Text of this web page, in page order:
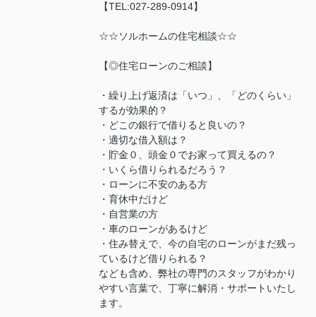
【TEL:027-289-0914】
☆☆ソルホームの住宅相談☆☆
【◎住宅ローンのご相談】
・繰り上げ返済は「いつ」、「どのくらい」
するが効果的？
・どこの銀行で借りると良いの？
・適切な借入額は？
・貯金０、頭金０でお家って買えるの？
・いくら借りられるだろう？
・ローンに不安のある方
・育休中だけど
・自営業の方
・車のローンがあるけど
・住み替えで、今の自宅のローンがまだ残っ
ているけど借りられる？
なども含め、弊社の専門のスタッフがわかり
やすい言葉で、丁寧に解消・サポートいたし
ます。